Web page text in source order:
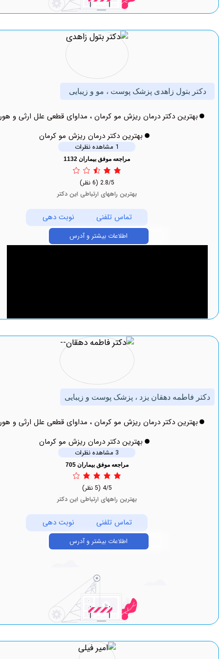
بتول زاهدی پزشک پوست ، مو و زیبایی
دکتر درمان ریزش مو کرمان ، مداوای قطعی علل ارثی و هورمونی
بهترین دکتر درمان ریزش مو کرمان
مراجعه موفق بیماران 1132
بهترین راههای ارتباطی این دکتر
تماس تلفنی نوبت دهی
اطلاعات بیشتر و آدرس
دهقان یزد ، پزشک پوست و زیبایی
دکتر درمان ریزش مو کرمان ، مداوای قطعی علل ارثی و هورمونی
بهترین دکتر درمان ریزش مو کرمان
مراجعه موفق بیماران 705
بهترین راههای ارتباطی این دکتر
تماس تلفنی نوبت دهی
اطلاعات بیشتر و آدرس